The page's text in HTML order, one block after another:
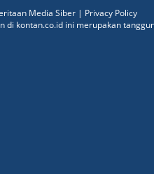
Media Siber | Privacy Policy
kontan.co.id ini merupakan